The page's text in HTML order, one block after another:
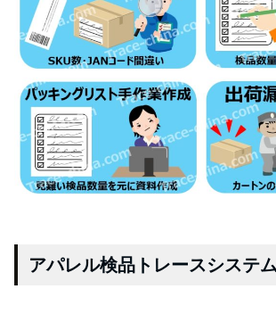
アパレル検品トレースシステ